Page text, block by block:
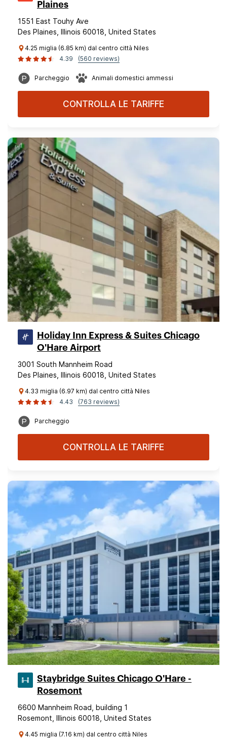
Plaines
1551 East Touhy Ave
Des Plaines, Illinois 60018, United States
4.25 miglia (6.85 km) dal centro città Niles
4.39
(560 reviews)
Parcheggio Animali domestici ammessi
CONTROLLA LE TARIFFE
Holiday Inn Express & Suites Chicago
O'Hare Airport
3001 South Mannheim Road
Des Plaines, Illinois 60018, United States
4.33 miglia (6.97 km) dal centro città Niles
4.43
(763 reviews)
Parcheggio
CONTROLLA LE TARIFFE
Staybridge Suites Chicago O'Hare -
Rosemont
6600 Mannheim Road, building 1
Rosemont, Illinois 60018, United States
4.45 miglia (7.16 km) dal centro città Niles